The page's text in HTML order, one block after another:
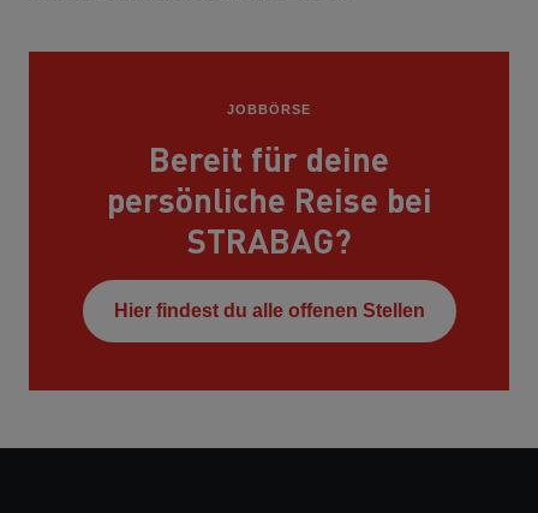
JOBBÖRSE
Bereit für deine
persönliche Reise bei
STRABAG?
Hier findest du alle offenen Stellen